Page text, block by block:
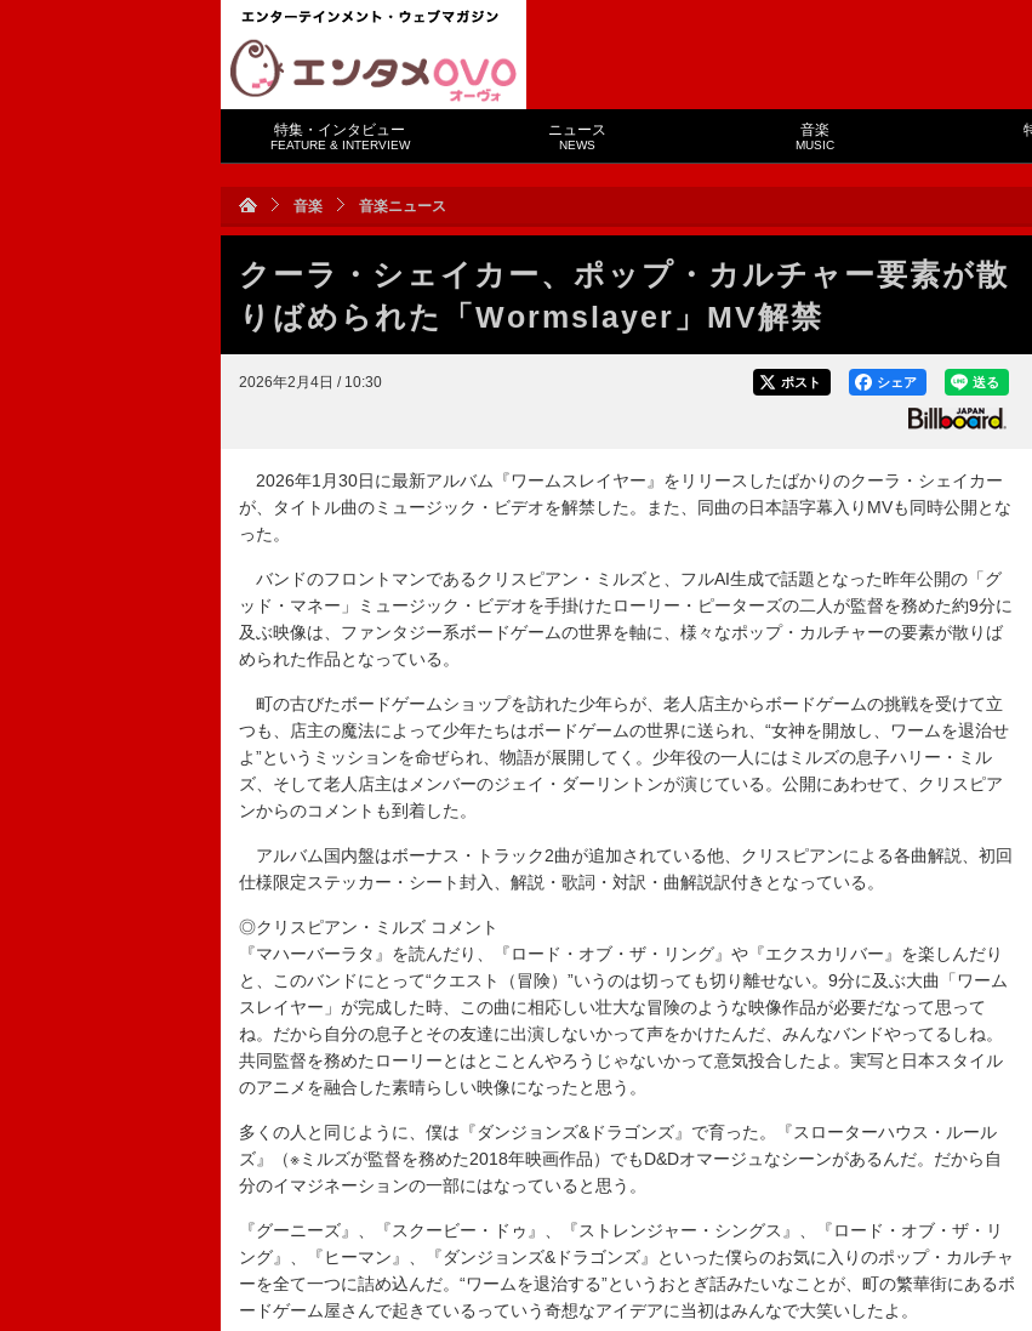
特集・インタビュー
FEATURE & INTERVIEW
ニュース
NEWS
音楽
MUSIC
音楽 音楽ニュース
クーラ・シェイカー、ポップ・カルチャー要素が散
りばめられた「Wormslayer」MV解禁
2026年2月4日 / 10:30 送る
シェア
ポスト
2026年1月30日に最新アルバム『ワームスレイヤー』をリリースしたばかりのクーラ・シェイカー
が、タイトル曲のミュージック・ビデオを解禁した。また、同曲の日本語字幕入りMVも同時公開とな
った。
バンドのフロントマンであるクリスピアン・ミルズと、フルAI生成で話題となった昨年公開の「グ
ッド・マネー」ミュージック・ビデオを手掛けたローリー・ピーターズの二人が監督を務めた約9分に
及ぶ映像は、ファンタジー系ボードゲームの世界を軸に、様々なポップ・カルチャーの要素が散りば
められた作品となっている。
町の古びたボードゲームショップを訪れた少年らが、老人店主からボードゲームの挑戦を受けて立
つも、店主の魔法によって少年たちはボードゲームの世界に送られ、“女神を開放し、ワームを退治せ
よ”というミッションを命ぜられ、物語が展開してく。少年役の一人にはミルズの息子ハリー・ミル
ズ、そして老人店主はメンバーのジェイ・ダーリントンが演じている。公開にあわせて、クリスピア
ンからのコメントも到着した。
アルバム国内盤はボーナス・トラック2曲が追加されている他、クリスピアンによる各曲解説、初回
仕様限定ステッカー・シート封入、解説・歌詞・対訳・曲解説訳付きとなっている。
◎クリスピアン・ミルズ コメント
『マハーバーラタ』を読んだり、『ロード・オブ・ザ・リング』や『エクスカリバー』を楽しんだり
と、このバンドにとって“クエスト（冒険）”いうのは切っても切り離せない。9分に及ぶ大曲「ワーム
スレイヤー」が完成した時、この曲に相応しい壮大な冒険のような映像作品が必要だなって思って
ね。だから自分の息子とその友達に出演しないかって声をかけたんだ、みんなバンドやってるしね。
共同監督を務めたローリーとはとことんやろうじゃないかって意気投合したよ。実写と日本スタイル
のアニメを融合した素晴らしい映像になったと思う。
多くの人と同じように、僕は『ダンジョンズ&ドラゴンズ』で育った。『スローターハウス・ルール
ズ』（※ミルズが監督を務めた2018年映画作品）でもD&Dオマージュなシーンがあるんだ。だから自
分のイマジネーションの一部にはなっていると思う。
『グーニーズ』、『スクービー・ドゥ』、『ストレンジャー・シングス』、『ロード・オブ・ザ・リ
ング』、『ヒーマン』、『ダンジョンズ&ドラゴンズ』といった僕らのお気に入りのポップ・カルチャ
ーを全て一つに詰め込んだ。“ワームを退治する”というおとぎ話みたいなことが、町の繁華街にあるボ
ードゲーム屋さんで起きているっていう奇想なアイデアに当初はみんなで大笑いしたよ。